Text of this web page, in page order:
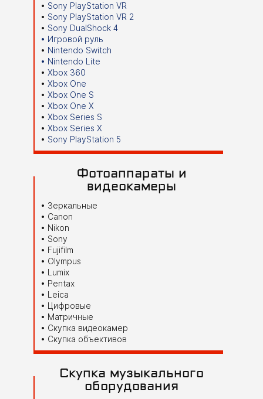
Sony PlayStation VR
Sony PlayStation VR 2
Sony DualShock 4
Игровой руль
Nintendo Switch
Nintendo Lite
Xbox 360
Xbox One
Xbox One S
Xbox One X
Xbox Series S
Xbox Series X
Sony PlayStation 5
Фотоаппараты и
видеокамеры
Зеркальные
Canon
Nikon
Sony
Fujifilm
Olympus
Lumix
Pentax
Leica
Цифровые
Матричные
Скупка видеокамер
Скупка объективов
Скупка музыкального
оборудования